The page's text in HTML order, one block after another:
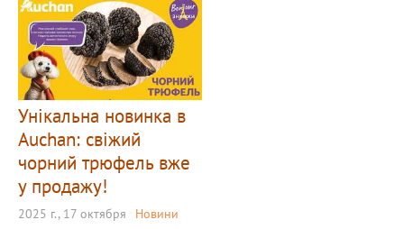
Унікальна новинка в
Auchan: свіжий
чорний трюфель вже
у продажу!
2025 г., 17 октября Новини